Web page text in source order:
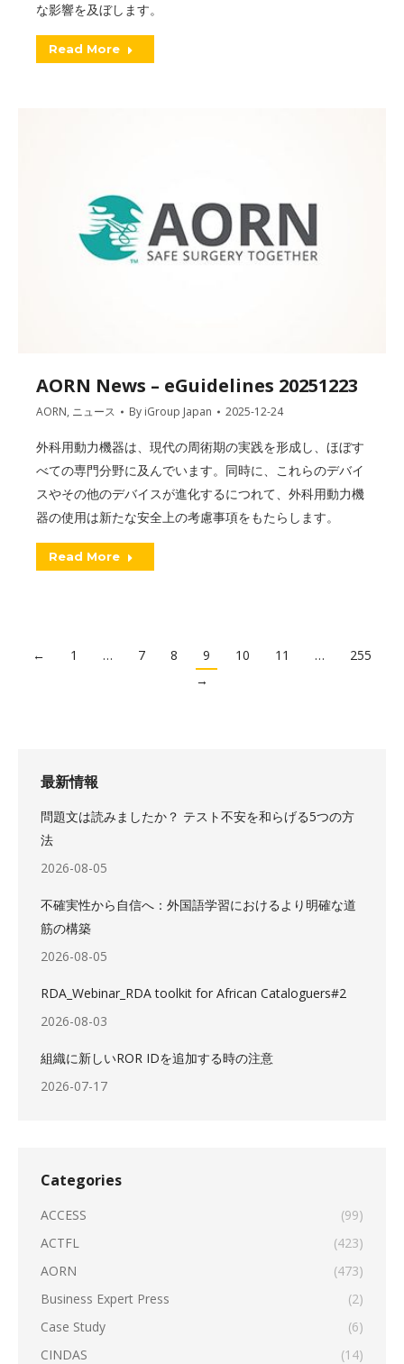
な影響を及ぼします。
Read More
AORN News – eGuidelines 20251223
AORN, ニュース By iGroup Japan 2025-12-24
外科用動力機器は、現代の周術期の実践を形成し、ほぼす
べての専門分野に及んでいます。同時に、これらのデバイ
スやその他のデバイスが進化するにつれて、外科用動力機
器の使用は新たな安全上の考慮事項をもたらします。
Read More
← 1 … 7 8 9 10 11 …
255
→
最新情報
問題文は読みましたか？ テスト不安を和らげる5つの方
法
2026-08-05
不確実性から自信へ：外国語学習におけるより明確な道
筋の構築
2026-08-05
RDA_Webinar_RDA toolkit for African Cataloguers#2
2026-08-03
組織に新しいROR IDを追加する時の注意
2026-07-17
Categories
ACCESS
(99)
ACTFL
(423)
AORN
(473)
Business Expert Press
(2)
Case Study
(6)
CINDAS
(14)